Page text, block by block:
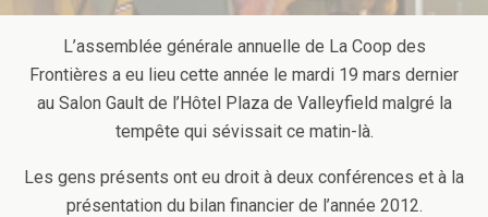
L’assemblée générale annuelle de La Coop des
Frontières a eu lieu cette année le mardi 19 mars dernier
au Salon Gault de l’Hôtel Plaza de Valleyfield malgré la
tempête qui sévissait ce matin-là.
Les gens présents ont eu droit à deux conférences et à la
présentation du bilan financier de l’année 2012.